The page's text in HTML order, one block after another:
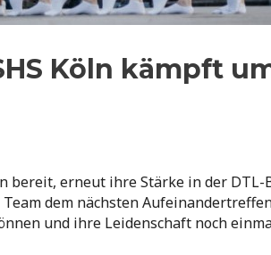
Köln kämpft
bereit, erneut ihre Stärke in der
dem nächsten
und ihre Leidenschaft noch